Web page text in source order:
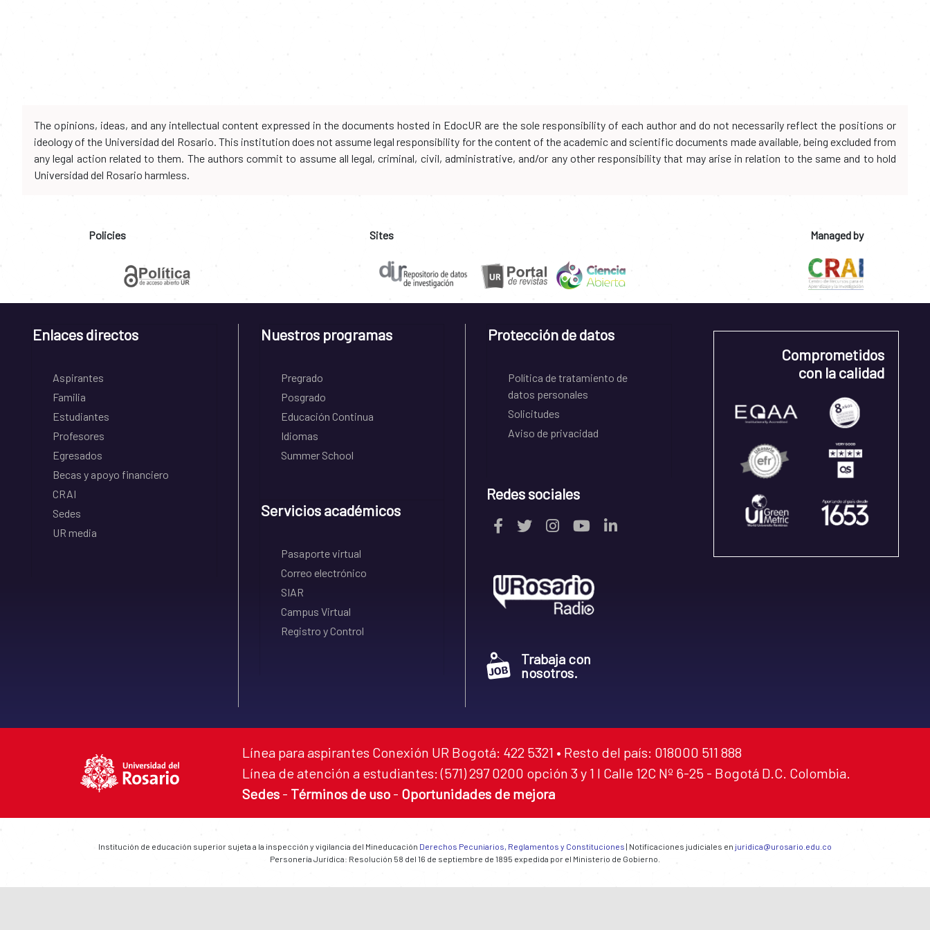
The opinions, ideas, and any intellectual content expressed in the documents hosted in EdocUR are the sole responsibility of each author and do not necessarily reflect the positions or
ideology of the Universidad del Rosario. This institution does not assume legal responsibility for the content of the academic and scientific documents made available, being excluded from
any legal action related to them. The authors commit to assume all legal, criminal, civil, administrative, and/or any other responsibility that may arise in relation to the same and to hold
Universidad del Rosario harmless.
Policies Sites Managed by
Enlaces directos
Aspirantes
Familia
Estudiantes
Profesores
Egresados
Becas y apoyo financiero
CRAI
Sedes
UR media
Nuestros programas
Pregrado
Posgrado
Educación Continua
Idiomas
Summer School
Servicios académicos
Pasaporte virtual
Correo electrónico
SIAR
Campus Virtual
Registro y Control
Protección de datos
Política de tratamiento de
datos personales
Solicitudes
Aviso de privacidad
Redes sociales
Trabaja con
nosotros.
Comprometidos
con la calidad
Línea para aspirantes Conexión UR Bogotá: 422 5321 • Resto del país: 018000 511 888
Línea de atención a estudiantes: (571) 297 0200 opción 3 y 1 I Calle 12C Nº 6-25 - Bogotá D.C. Colombia.
Sedes - Términos de uso - Oportunidades de mejora
Institución de educación superior sujeta a la inspección y vigilancia del Mineducación Derechos Pecuniarios, Reglamentos y Constituciones | Notificaciones judiciales en juridica@urosario.edu.co
Personería Jurídica: Resolución 58 del 16 de septiembre de 1895 expedida por el Ministerio de Gobierno.